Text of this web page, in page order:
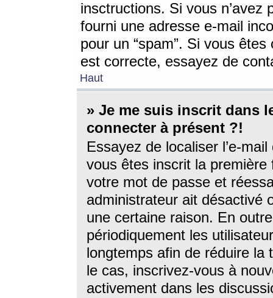
insctructions. Si vous n’avez
fourni une adresse e-mail
pour un “spam”. Si vous
est correcte, essayez de
Haut
» Je me suis inscrit dans
connecter à présent ?!
Essayez de localiser l’e-
vous êtes inscrit la première
votre mot de passe et
administrateur ait désactivé
une certaine raison. En
périodiquement les
longtemps afin de réduire la
le cas, inscrivez-vous à
activement dans les